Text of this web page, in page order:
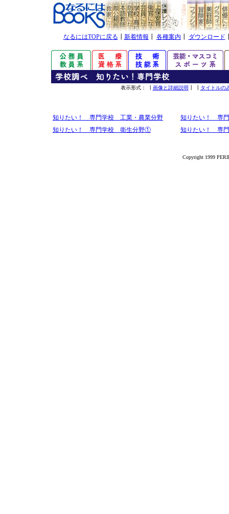
なるにはTOPに戻る 新着情報 各種案内 ダウンロード
表示形式： ┃ 画像と詳細説明 タイトルの
知りたい！ 専門学校 工業・農業分野
知りたい！ 専
知りたい！ 専門学校 衛生分野①
知りたい！ 専
Copyright 1999